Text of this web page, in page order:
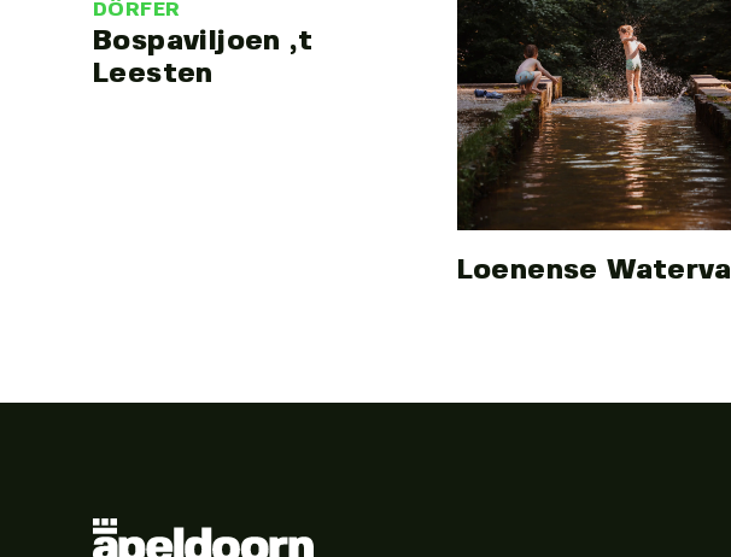
DÖRFER
Bospaviljoen ‚t
Leesten
Loenense Waterval